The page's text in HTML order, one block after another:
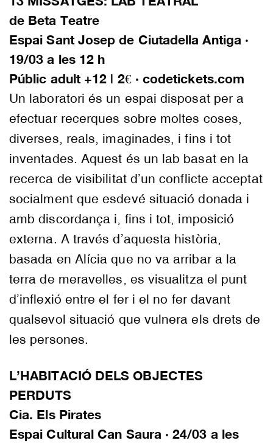
de Beta Teatre
Espai Sant Josep de Ciutadella Antiga ·
19/03 a les 12 h
Públic adult +12 | 2€ · codetickets.com
Un laboratori és un espai disposat per a
efectuar recerques sobre moltes coses,
diverses, reals, imaginades, i fins i tot
inventades. Aquest és un lab basat en la
recerca de visibilitat d’un conflicte acceptat
socialment que esdevé situació donada i
amb discordança i, fins i tot, imposició
externa. A través d’aquesta història,
basada en Alícia que no va arribar a la
terra de meravelles, es visualitza el punt
d’inflexió entre el fer i el no fer davant
qualsevol situació que vulnera els drets de
les persones.
L’HABITACIÓ DELS OBJECTES
PERDUTS
Cia. Els Pirates
Espai Cultural Can Saura · 24/03 a les